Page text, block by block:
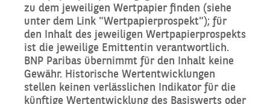
zu dem jeweiligen Wertpapier finden (siehe
unter dem Link "Wertpapierprospekt"); für
den Inhalt des jeweiligen Wertpapierprospekts
ist die jeweilige Emittentin verantwortlich.
BNP Paribas übernimmt für den Inhalt keine
Gewähr. Historische Wertentwicklungen
stellen keinen verlässlichen Indikator für die
künftige Wertentwicklung des Basiswerts oder